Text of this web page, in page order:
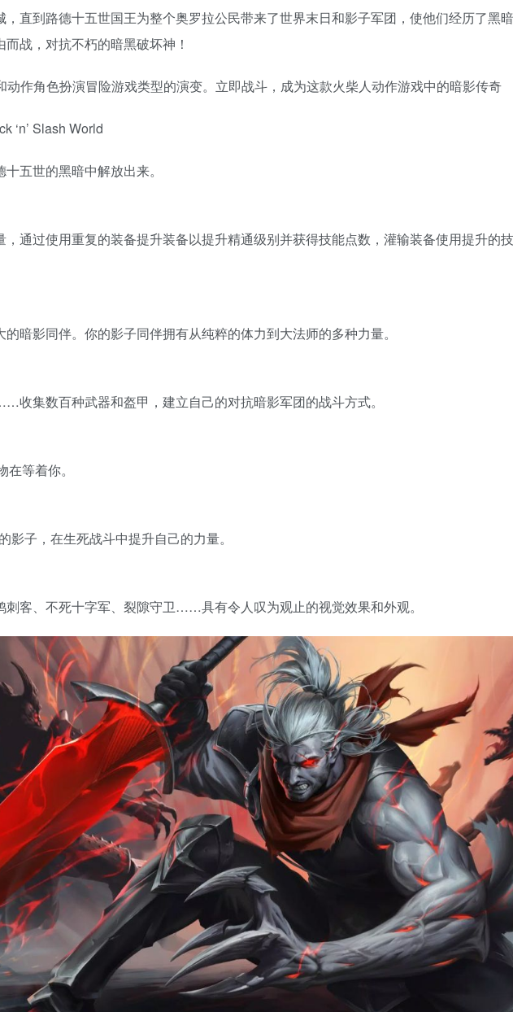
直到路德十五世国王为整个奥罗拉公民带来了世界末日和影子军团，使他们经历了黑
战，对抗不朽的暗黑破坏神！
作角色扮演冒险游戏类型的演变。立即战斗，成为这款火柴人动作游戏中的暗影传奇
‘n’ Slash World
五世的黑暗中解放出来。
通过使用重复的装备提升装备以提升精通级别并获得技能点数，灌输装备使用提升的
暗影同伴。你的影子同伴拥有从纯粹的体力到大法师的多种力量。
收集数百种武器和盔甲，建立自己的对抗暗影军团的战斗方式。
等着你。
子，在生死战斗中提升自己的力量。
客、不死十字军、裂隙守卫……具有令人叹为观止的视觉效果和外观。